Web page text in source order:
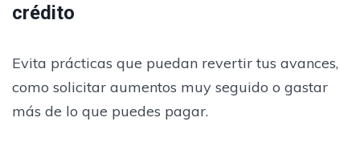
crédito
Evita prácticas que puedan revertir tus avances,
como solicitar aumentos muy seguido o gastar
más de lo que puedes pagar.